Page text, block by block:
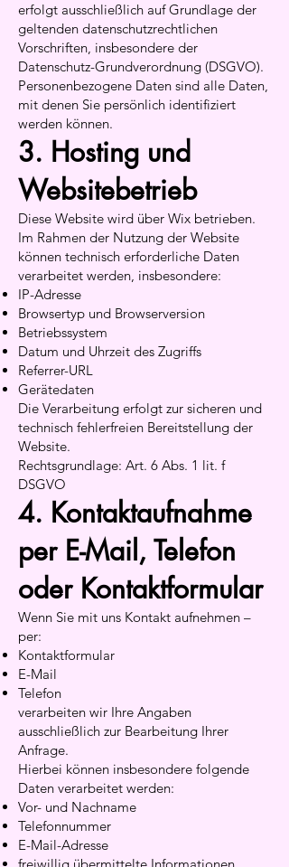
erfolgt ausschließlich auf Grundlage der
geltenden datenschutzrechtlichen
Vorschriften, insbesondere der
Datenschutz-Grundverordnung (DSGVO).
Personenbezogene Daten sind alle Daten,
mit denen Sie persönlich identifiziert
werden können.
3. Hosting und
Websitebetrieb
Diese Website wird über Wix betrieben.
Im Rahmen der Nutzung der Website
können technisch erforderliche Daten
verarbeitet werden, insbesondere:
IP-Adresse
Browsertyp und Browserversion
Betriebssystem
Datum und Uhrzeit des Zugriffs
Referrer-URL
Gerätedaten
Die Verarbeitung erfolgt zur sicheren und
technisch fehlerfreien Bereitstellung der
Website.
Rechtsgrundlage: Art. 6 Abs. 1 lit. f
DSGVO
4. Kontaktaufnahme
per E-Mail, Telefon
oder Kontaktformular
Wenn Sie mit uns Kontakt aufnehmen –
per:
Kontaktformular
E-Mail
Telefon
verarbeiten wir Ihre Angaben
ausschließlich zur Bearbeitung Ihrer
Anfrage.
Hierbei können insbesondere folgende
Daten verarbeitet werden:
Vor- und Nachname
Telefonnummer
E-Mail-Adresse